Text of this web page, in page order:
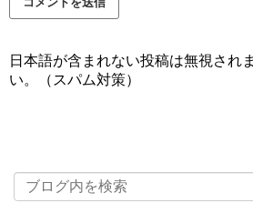
日本語が含まれない投稿は無視され
い。（スパム対策）